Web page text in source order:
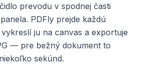
prevodu v spodnej časti
PDFly prejde každú
ju na canvas a exportuje
— pre bežný dokument to
sekúnd.